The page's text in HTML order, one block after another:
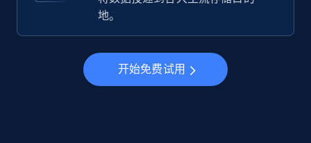
business account, Is professional account, Is
verified, and more.
地。
开始免费试用